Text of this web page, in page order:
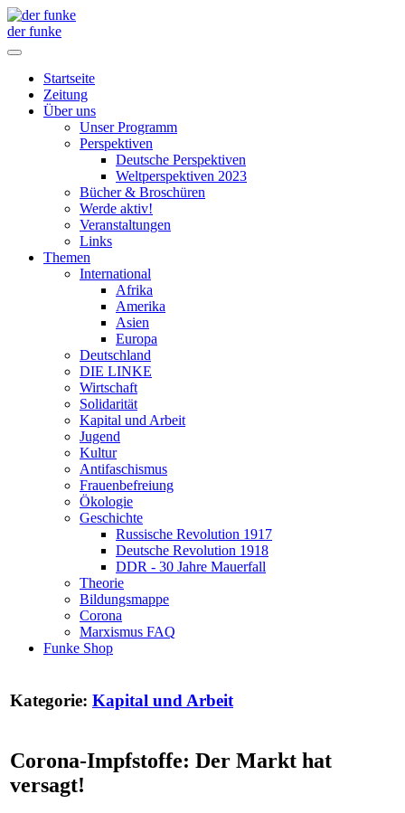
der funke
Startseite
Zeitung
Über uns
Unser Programm
Perspektiven
Deutsche Perspektiven
Weltperspektiven 2023
Bücher & Broschüren
Werde aktiv!
Veranstaltungen
Links
Themen
International
Afrika
Amerika
Asien
Europa
Deutschland
DIE LINKE
Wirtschaft
Solidarität
Kapital und Arbeit
Jugend
Kultur
Antifaschismus
Frauenbefreiung
Ökologie
Geschichte
Russische Revolution 1917
Deutsche Revolution 1918
DDR - 30 Jahre Mauerfall
Theorie
Bildungsmappe
Corona
Marxismus FAQ
Funke Shop
Kategorie: Kapital und Arbeit
Corona-Impfstoffe: Der Markt hat
versagt!